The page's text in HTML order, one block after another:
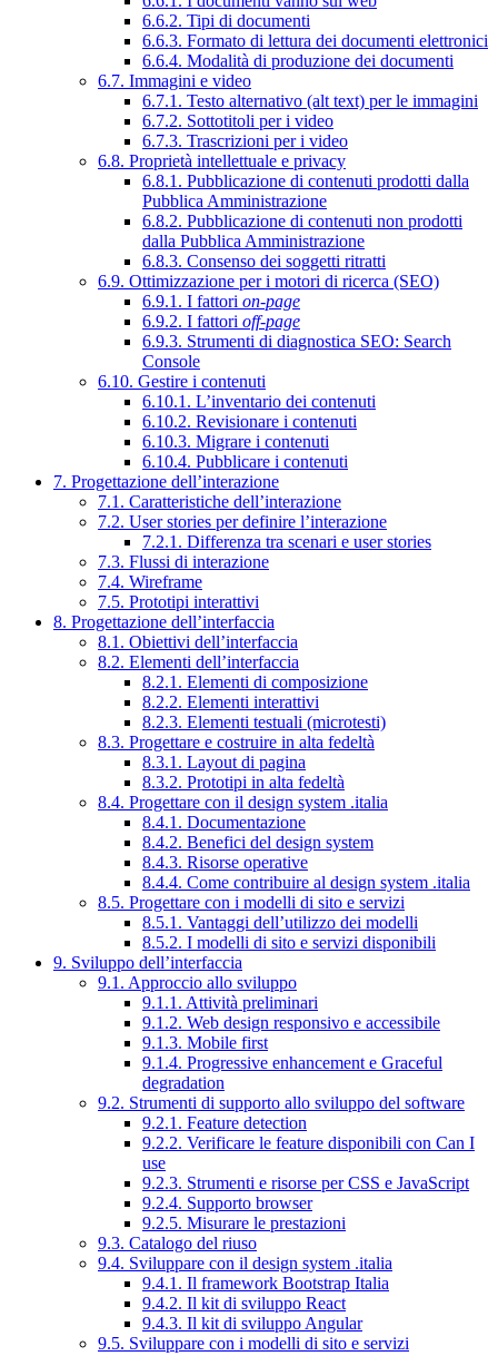
6.6.2. Tipi di documenti
6.6.3. Formato di lettura dei documenti elettronici
6.6.4. Modalità di produzione dei documenti
6.7. Immagini e video
6.7.1. Testo alternativo (alt text) per le immagini
6.7.2. Sottotitoli per i video
6.7.3. Trascrizioni per i video
6.8. Proprietà intellettuale e privacy
6.8.1. Pubblicazione di contenuti prodotti dalla
Pubblica Amministrazione
6.8.2. Pubblicazione di contenuti non prodotti
dalla Pubblica Amministrazione
6.8.3. Consenso dei soggetti ritratti
6.9. Ottimizzazione per i motori di ricerca (SEO)
6.9.1. I fattori on-page
6.9.2. I fattori off-page
6.9.3. Strumenti di diagnostica SEO: Search
Console
6.10. Gestire i contenuti
6.10.1. L’inventario dei contenuti
6.10.2. Revisionare i contenuti
6.10.3. Migrare i contenuti
6.10.4. Pubblicare i contenuti
7. Progettazione dell’interazione
7.1. Caratteristiche dell’interazione
7.2. User stories per definire l’interazione
7.2.1. Differenza tra scenari e user stories
7.3. Flussi di interazione
7.4. Wireframe
7.5. Prototipi interattivi
8. Progettazione dell’interfaccia
8.1. Obiettivi dell’interfaccia
8.2. Elementi dell’interfaccia
8.2.1. Elementi di composizione
8.2.2. Elementi interattivi
8.2.3. Elementi testuali (microtesti)
8.3. Progettare e costruire in alta fedeltà
8.3.1. Layout di pagina
8.3.2. Prototipi in alta fedeltà
8.4. Progettare con il design system .italia
8.4.1. Documentazione
8.4.2. Benefici del design system
8.4.3. Risorse operative
8.4.4. Come contribuire al design system .italia
8.5. Progettare con i modelli di sito e servizi
8.5.1. Vantaggi dell’utilizzo dei modelli
8.5.2. I modelli di sito e servizi disponibili
9. Sviluppo dell’interfaccia
9.1. Approccio allo sviluppo
9.1.1. Attività preliminari
9.1.2. Web design responsivo e accessibile
9.1.3. Mobile first
9.1.4. Progressive enhancement e Graceful
degradation
9.2. Strumenti di supporto allo sviluppo del software
9.2.1. Feature detection
9.2.2. Verificare le feature disponibili con Can I
use
9.2.3. Strumenti e risorse per CSS e JavaScript
9.2.4. Supporto browser
9.2.5. Misurare le prestazioni
9.3. Catalogo del riuso
9.4. Sviluppare con il design system .italia
9.4.1. Il framework Bootstrap Italia
9.4.2. Il kit di sviluppo React
9.4.3. Il kit di sviluppo Angular
9.5. Sviluppare con i modelli di sito e servizi